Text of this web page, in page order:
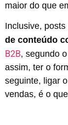
maior do que
Inclusive,
de conteúdo
B2B, segundo
assim, ter o
seguinte, ligar
vendas, é o